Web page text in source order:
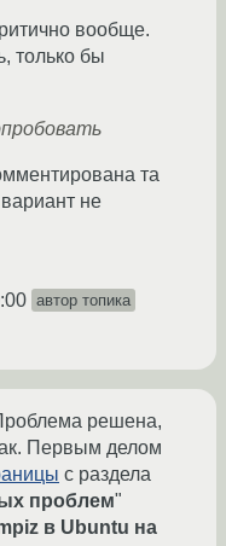
вообще.
только бы
та
не
автор топика
решена,
Первым делом
с раздела
проблем"
в Ubuntu на